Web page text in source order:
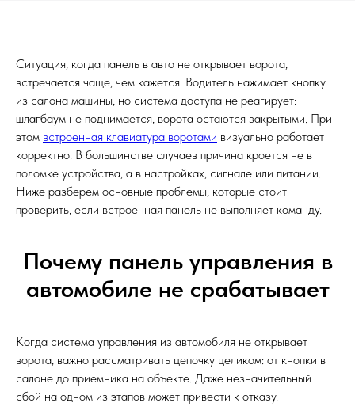
Ситуация, когда панель в авто не открывает ворота,
встречается чаще, чем кажется. Водитель нажимает кнопку
из салона машины, но система доступа не реагирует:
шлагбаум не поднимается, ворота остаются закрытыми. При
этом встроенная клавиатура воротами визуально работает
корректно. В большинстве случаев причина кроется не в
поломке устройства, а в настройках, сигнале или питании.
Ниже разберем основные проблемы, которые стоит
проверить, если встроенная панель не выполняет команду.
Почему панель управления в
автомобиле не срабатывает
Когда система управления из автомобиля не открывает
ворота, важно рассматривать цепочку целиком: от кнопки в
салоне до приемника на объекте. Даже незначительный
сбой на одном из этапов может привести к отказу.